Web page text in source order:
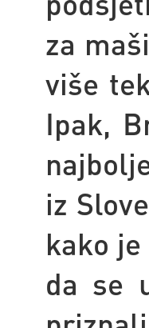
za
više
Ipak,
iz
kako
da se